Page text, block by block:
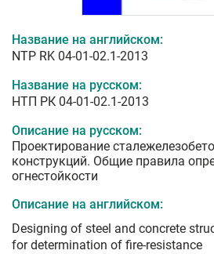
Название на английском:
NTP RK 04-01-02.1-2013
Название на русском:
НТП РК 04-01-02.1-2013
Описание на русском:
Проектирование
конструкций. Общие правила
огнестойкости
Описание на английском:
Designing of steel and concrete
for determination of fire-resistance